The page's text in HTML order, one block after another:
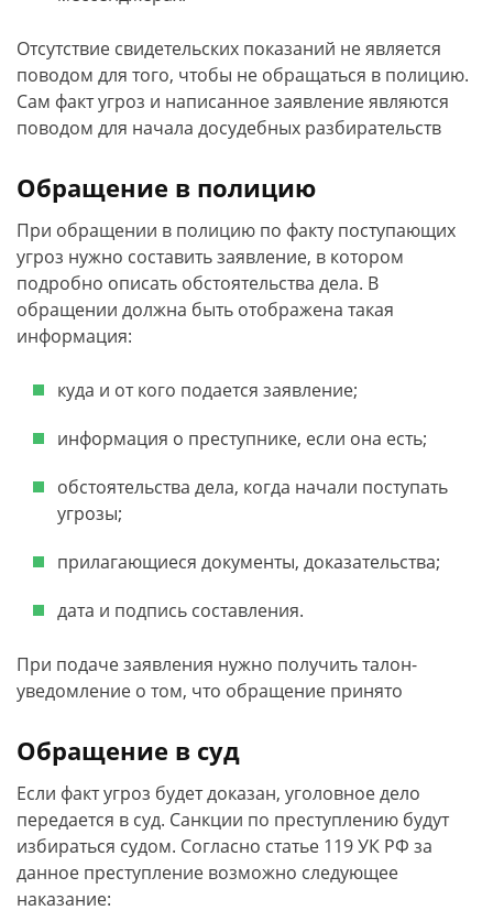
Отсутствие свидетельских показаний не является
поводом для того, чтобы не обращаться в полицию.
Сам факт угроз и написанное заявление являются
поводом для начала досудебных разбирательств
Обращение в полицию
При обращении в полицию по факту поступающих
угроз нужно составить заявление, в котором
подробно описать обстоятельства дела. В
обращении должна быть отображена такая
информация:
куда и от кого подается заявление;
информация о преступнике, если она есть;
обстоятельства дела, когда начали поступать
угрозы;
прилагающиеся документы, доказательства;
дата и подпись составления.
При подаче заявления нужно получить талон-
уведомление о том, что обращение принято
Обращение в суд
Если факт угроз будет доказан, уголовное дело
передается в суд. Санкции по преступлению будут
избираться судом. Согласно статье 119 УК РФ за
данное преступление возможно следующее
наказание: